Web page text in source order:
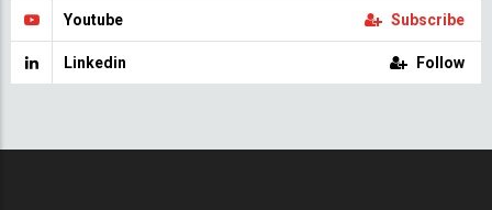
Youtube Subscribe
Linkedin Follow